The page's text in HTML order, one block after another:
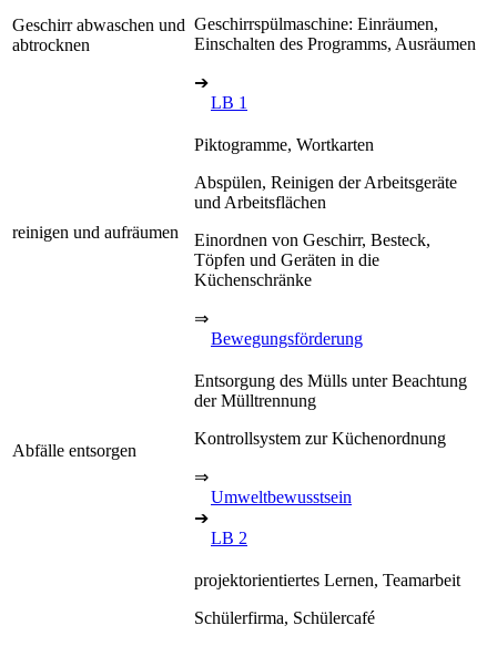
Geschirr abwaschen und
abtrocknen
Geschirrspülmaschine: Einräumen,
Einschalten des Programms, Ausräumen
➔
LB 1
reinigen und aufräumen
Piktogramme, Wortkarten
Abspülen, Reinigen der Arbeitsgeräte
und Arbeitsflächen
Einordnen von Geschirr, Besteck,
Töpfen und Geräten in die
Küchenschränke
⇒
Bewegungsförderung
Abfälle entsorgen
Entsorgung des Mülls unter Beachtung
der Mülltrennung
Kontrollsystem zur Küchenordnung
⇒
Umweltbewusstsein
➔
LB 2
projektorientiertes Lernen, Teamarbeit
Schülerfirma, Schülercafé